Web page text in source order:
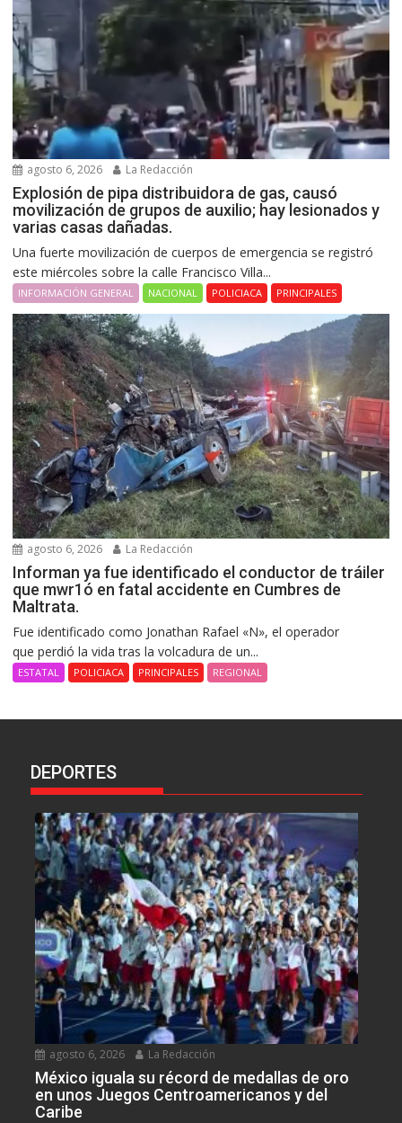
agosto 6, 2026 La Redacción
Explosión de pipa distribuidora de gas, causó
movilización de grupos de auxilio; hay lesionados y
varias casas dañadas.
Una fuerte movilización de cuerpos de emergencia se registró
este miércoles sobre la calle Francisco Villa...
INFORMACIÓN GENERAL NACIONAL POLICIACA PRINCIPALES
agosto 6, 2026 La Redacción
Informan ya fue identificado el conductor de tráiler
que mwr1ó en fatal accidente en Cumbres de
Maltrata.
Fue identificado como Jonathan Rafael «N», el operador
que perdió la vida tras la volcadura de un...
ESTATAL POLICIACA PRINCIPALES REGIONAL
DEPORTES
agosto 6, 2026 La Redacción
México iguala su récord de medallas de oro
en unos Juegos Centroamericanos y del
Caribe